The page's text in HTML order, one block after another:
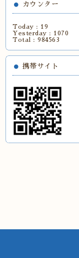
カウンター
Today : 19
Yesterday : 1070
Total :984563
携帯サイト